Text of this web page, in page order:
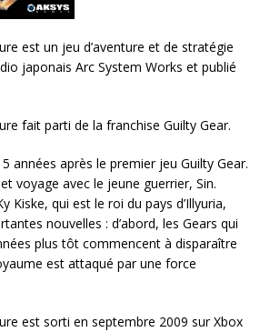
est un jeu d’aventure et de stratégie
japonais Arc System Works et publié
fait parti de la franchise Guilty Gear.
années après le premier jeu Guilty Gear.
voyage avec le jeune guerrier, Sin.
Kiske, qui est le roi du pays d’Illyuria,
nouvelles : d’abord, les Gears qui
plus tôt commencent à disparaître
est attaqué par une force
est sorti en septembre 2009 sur Xbox